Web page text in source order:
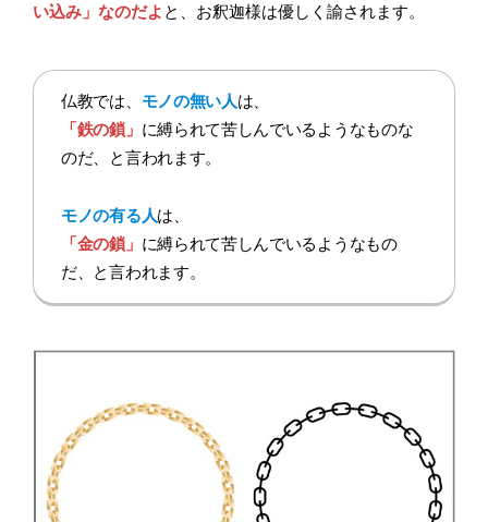
い込み」なのだよ と、お釈迦様は優しく諭されます。
仏教では、 モノの無い人は、
「鉄の鎖」 に縛られて苦しんでいるようなものな
のだ、と言われます。
モノの有る人は、
「金の鎖」 に縛られて苦しんでいるようなもの
だ、と言われます。